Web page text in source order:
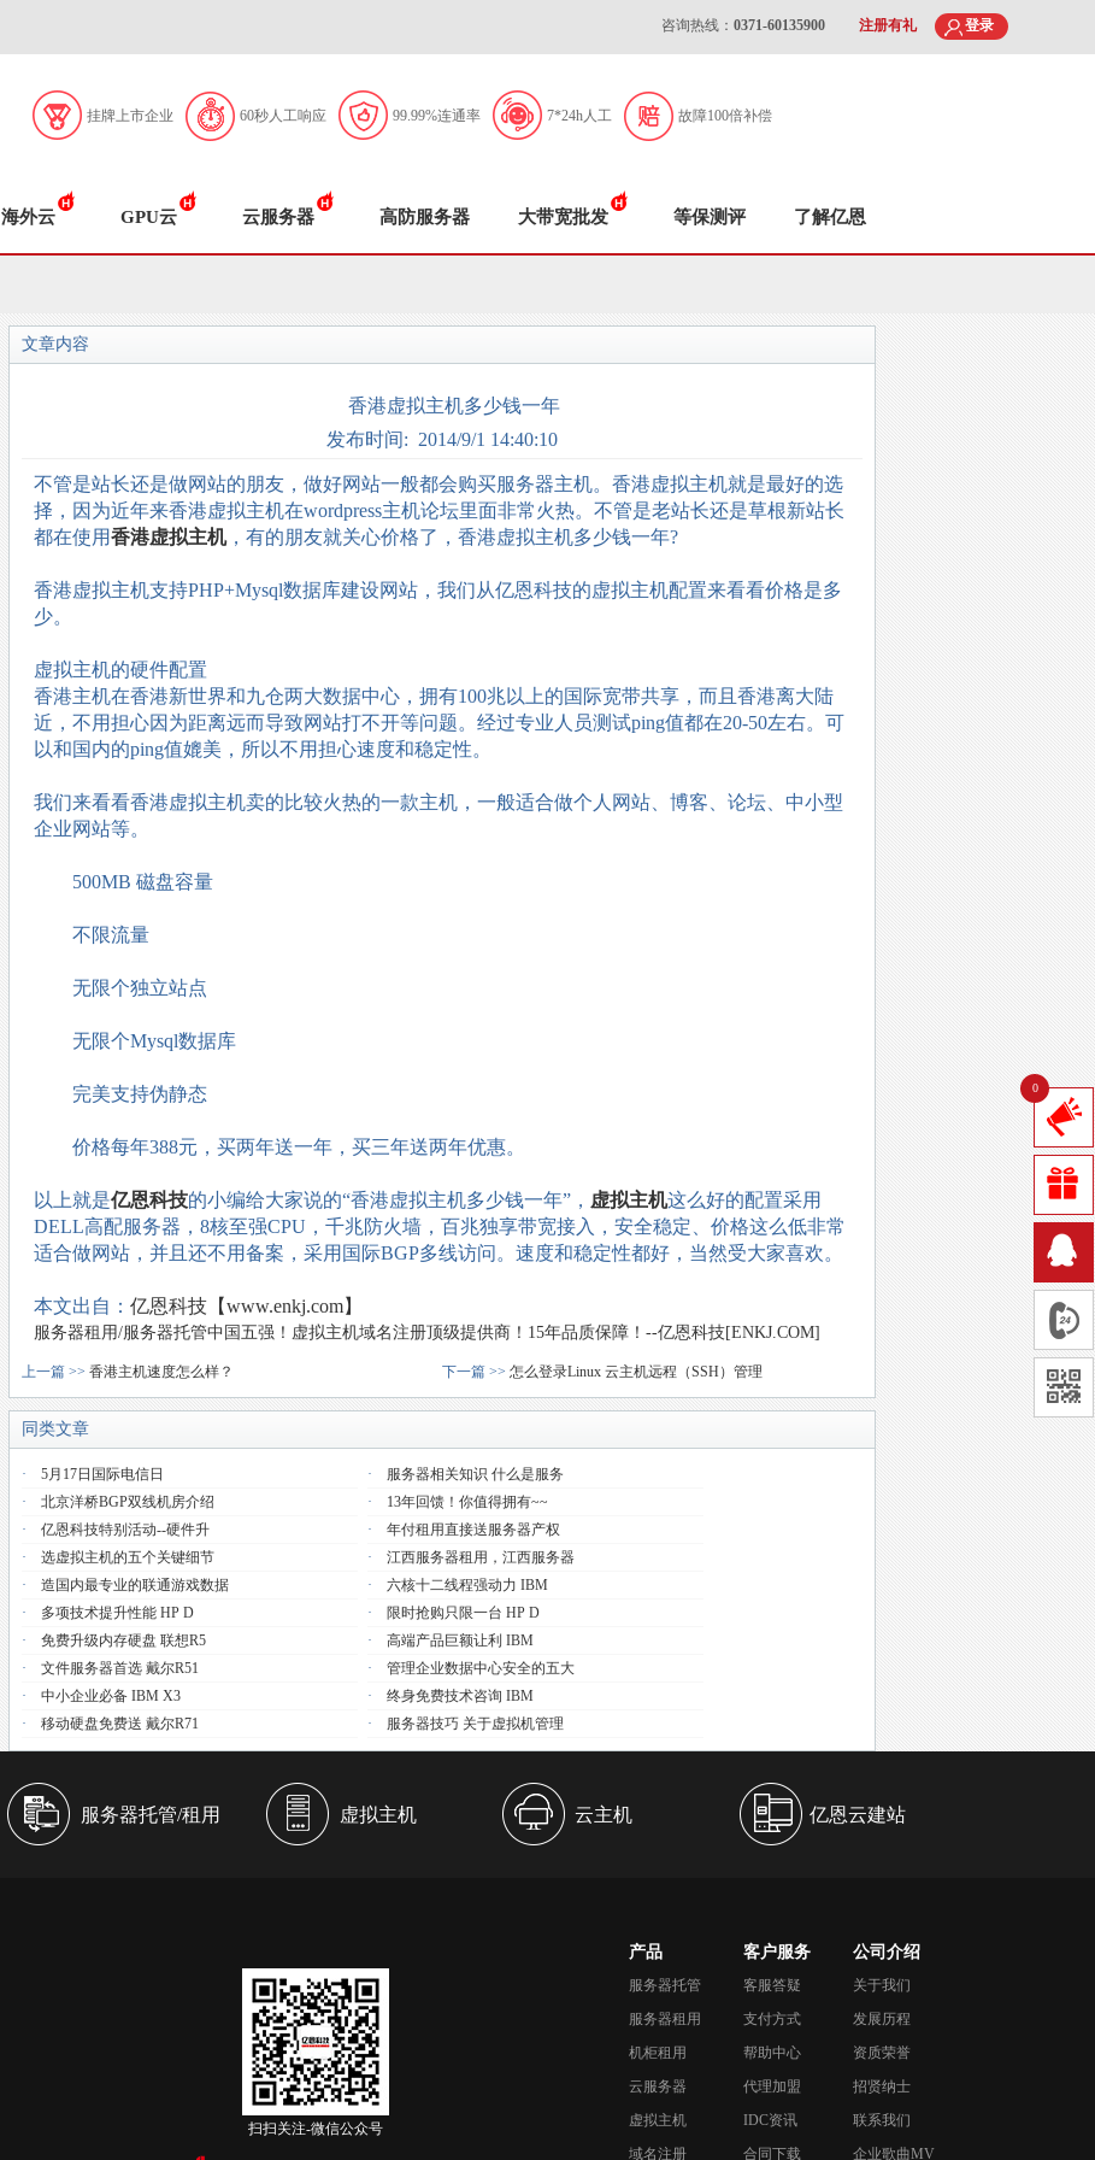
咨询热线： 0371-60135900 注册有礼 登录
挂牌上市企业 60秒人工响应 99.99%连通率 7*24h人工 故障100倍补偿
海外云 GPU云 云服务器 高防服务器 大带宽批发 等保测评 了解亿恩
文章内容
香港虚拟主机多少钱一年
发布时间: 2014/9/1 14:40:10
不管是站长还是做网站的朋友，做好网站一般都会购买服务器主机。香港虚拟主机就是最好的选
择，因为近年来香港虚拟主机在wordpress主机论坛里面非常火热。不管是老站长还是草根新站长
都在使用香港虚拟主机，有的朋友就关心价格了，香港虚拟主机多少钱一年?
香港虚拟主机支持PHP+Mysql数据库建设网站，我们从亿恩科技的虚拟主机配置来看看价格是多
少。
虚拟主机的硬件配置
香港主机在香港新世界和九仓两大数据中心，拥有100兆以上的国际宽带共享，而且香港离大陆
近，不用担心因为距离远而导致网站打不开等问题。经过专业人员测试ping值都在20-50左右。可
以和国内的ping值媲美，所以不用担心速度和稳定性。
我们来看看香港虚拟主机卖的比较火热的一款主机，一般适合做个人网站、博客、论坛、中小型
企业网站等。
500MB 磁盘容量
不限流量
无限个独立站点
无限个Mysql数据库
完美支持伪静态
价格每年388元，买两年送一年，买三年送两年优惠。
以上就是亿恩科技的小编给大家说的“香港虚拟主机多少钱一年”， 虚拟主机这么好的配置采用
DELL高配服务器，8核至强CPU，千兆防火墙，百兆独享带宽接入，安全稳定、价格这么低非常
适合做网站，并且还不用备案，采用国际BGP多线访问。速度和稳定性都好，当然受大家喜欢。
本文出自： 亿恩科技【www.enkj.com】
服务器租用/服务器托管中国五强！虚拟主机域名注册顶级提供商！15年品质保障！--亿恩科技[ENKJ.COM]
上一篇 >> 香港主机速度怎么样？ 下一篇 >> 怎么登录Linux 云主机远程（SSH）管理
同类文章
· 5月17日国际电信日 · 服务器相关知识 什么是服务
· 北京洋桥BGP双线机房介绍 · 13年回馈！你值得拥有~~
· 亿恩科技特别活动--硬件升 ·年付租用直接送服务器产权
· 选虚拟主机的五个关键细节 ·江西服务器租用，江西服务器
· 造国内最专业的联通游戏数据 ·六核十二线程强动力 IBM
· 多项技术提升性能 HP D · 限时抢购只限一台 HP D
· 免费升级内存硬盘 联想R5 ·高端产品巨额让利 IBM
· 文件服务器首选 戴尔R51 ·管理企业数据中心安全的五大
· 中小企业必备 IBM X3 ·终身免费技术咨询 IBM
· 移动硬盘免费送 戴尔R71 · 服务器技巧 关于虚拟机管理
服务器托管/租用 虚拟主机 云主机 亿恩云建站
扫扫关注-微信公众号
产品
服务器托管
服务器租用
机柜租用
云服务器
虚拟主机
域名注册
客户服务
客服答疑
支付方式
帮助中心
代理加盟
IDC资讯
合同下载
公司介绍
关于我们
发展历程
资质荣誉
招贤纳士
联系我们
企业歌曲MV
0